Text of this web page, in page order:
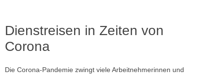
Dienstreisen in Zeiten von
Corona
Die Corona-Pandemie zwingt viele Arbeitnehmerinnen und